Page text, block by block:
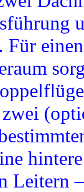
Leitern